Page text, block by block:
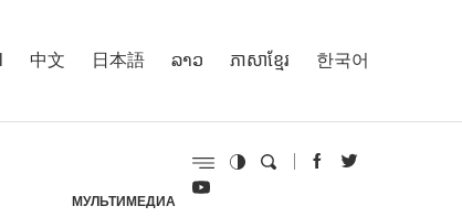
中文 日本語 ລາວ ភាសាខ្មែរ 한국어
МУЛЬТИМЕДИА